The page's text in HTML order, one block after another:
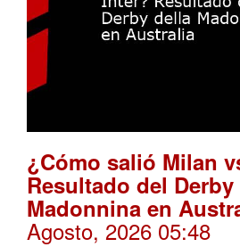
¿Cómo salió Milan
Resultado del
Madonnina en
Agosto, 2026 05:48